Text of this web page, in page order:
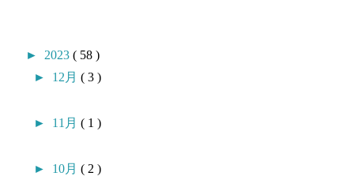
► 2023( 58 )
► 12月( 3 )
► 11月( 1 )
► 10月( 2 )